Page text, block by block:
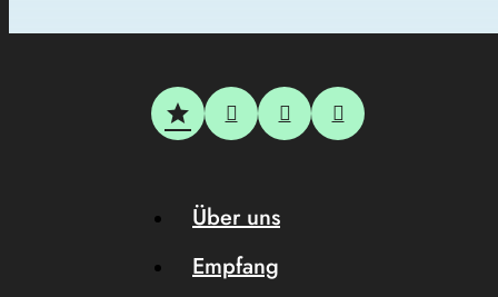
Über uns
Empfang